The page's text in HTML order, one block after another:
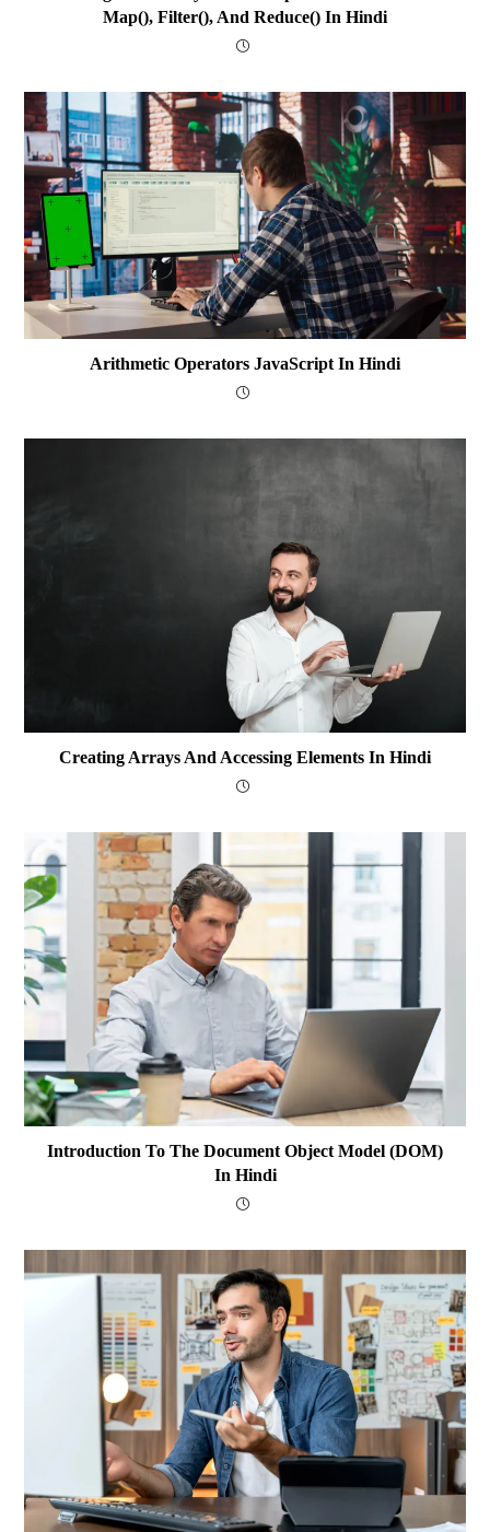
Map(), Filter(), And Reduce() In Hindi
Arithmetic Operators JavaScript In Hindi
Creating Arrays And Accessing Elements In Hindi
Introduction To The Document Object Model (DOM)
In Hindi